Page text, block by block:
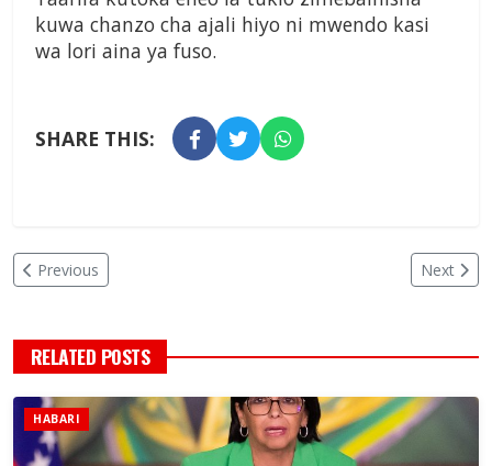
kuwa chanzo cha ajali hiyo ni mwendo kasi
wa lori aina ya fuso.
SHARE THIS:
Previous Next
RELATED POSTS
HABARI